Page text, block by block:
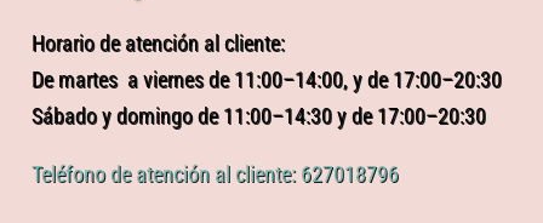
Horario de atención al cliente:
De martes a viernes de 11:00–14:00, y de 17:00–20:30
Sábado y domingo de 11:00–14:30 y de 17:00–20:30
Teléfono de atención al cliente: 627018796